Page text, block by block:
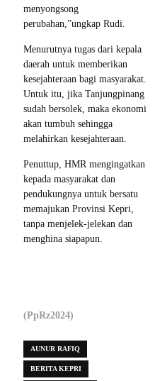
menyongsong
perubahan,”ungkap Rudi.
Menurutnya tugas dari kepala
daerah untuk memberikan
kesejahteraan bagi masyarakat.
Untuk itu, jika Tanjungpinang
sudah bersolek, maka ekonomi
akan tumbuh sehingga
melahirkan kesejahteraan.
Penuttup, HMR mengingatkan
kepada masyarakat dan
pendukungnya untuk bersatu
memajukan Provinsi Kepri,
tanpa menjelek-jelekan dan
menghina siapapun.
(PpRz2024)
AUNUR RAFIQ
BERITA KEPRI